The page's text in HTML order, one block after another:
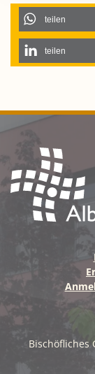
teilen
teilen
Bischöfliches